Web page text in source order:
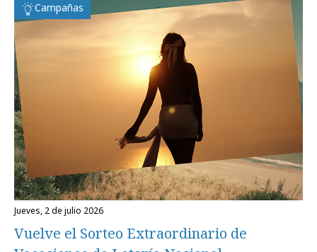
Campañas
jueves, 2 de julio 2026
Vuelve el Sorteo Extraordinario de